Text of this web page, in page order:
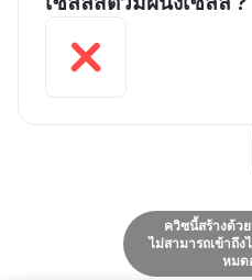
ควิซนี้สร้างด้ว
ไม่สามารถเข้าถึง
หมด